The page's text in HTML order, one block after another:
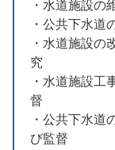
・水道施設の
・公共下水道
・水道施設の
究
・水道施設工
督
・公共下水道
び監督